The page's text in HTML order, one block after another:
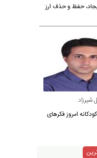
حفظ و حذف ارز
شیرزاد
امروز فکرهای